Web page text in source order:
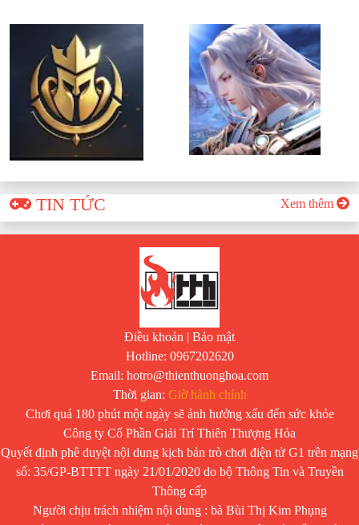
TIN TỨC Xem thêm
Điều khoản | Bảo mật
Hotline: 0967202620
Email: hotro@thienthuonghoa.com
Thời gian: Giờ hành chính
Chơi quá 180 phút một ngày sẽ ảnh hưởng xấu đến sức khỏe
Công ty Cổ Phần Giải Trí Thiên Thượng Hỏa
Quyết định phê duyệt nội dung kịch bản trò chơi điện tử G1 trên mạng
số: 35/GP-BTTTT ngày 21/01/2020 do bộ Thông Tin và Truyền
Thông cấp
Người chịu trách nhiệm nội dung : bà Bùi Thị Kim Phụng